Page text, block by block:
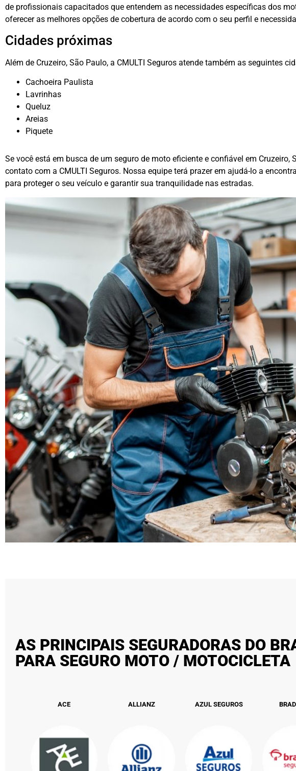
de profissionais capacitados que entendem as necessidades específicas dos
oferecer as melhores opções de cobertura de acordo com o seu perfil e
Cidades próximas
Além de Cruzeiro, São Paulo, a CMULTI Seguros atende também as seguintes
Cachoeira Paulista
Lavrinhas
Queluz
Areias
Piquete
Se você está em busca de um seguro de moto eficiente e confiável em Cruzeiro,
contato com a CMULTI Seguros. Nossa equipe terá prazer em ajudá-lo a
para proteger o seu veículo e garantir sua tranquilidade nas estradas.
AS PRINCIPAIS SEGURADORAS DO
PARA SEGURO MOTO / MOTOCICLETA
ACE ALLIANZ AZUL SEGUROS